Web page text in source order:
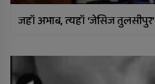
जहाँ अभाब, त्यहाँ ‘जेसिज तुलसीपुर’